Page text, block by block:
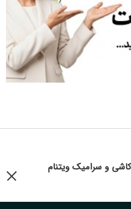
و سرامیک ویتنام